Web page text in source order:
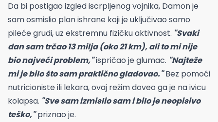
Da bi postigao izgled iscrpljenog vojnika, Damon je
sam osmislio plan ishrane koji je uključivao samo
pileće grudi, uz ekstremnu fizičku aktivnost. "Svaki
dan sam trčao 13 milja (oko 21 km), ali to mi nije
bio najveći problem,"ispričao je glumac. "Najteže
mi je bilo što sam praktično gladovao."Bez pomoći
nutricioniste ili lekara, ovaj režim doveo ga je na ivicu
kolapsa. "Sve sam izmislio sam i bilo je neopisivo
teško,"priznao je.